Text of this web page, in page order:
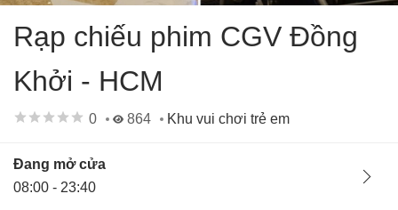
Rạp chiếu phim CGV Đồng
Khởi - HCM
0 864 Khu vui chơi trẻ em
Đang mở cửa
08:00 - 23:40